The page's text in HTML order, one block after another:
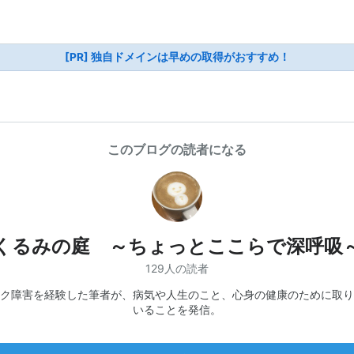
[PR] 独自ドメインは早めの取得がおすすめ！
このブログの読者になる
るみの庭 ～ちょっとここらで深呼吸
129人の読者
障害を経験した筆者が、病気や人生のこと、心身の健康のために取
いることを発信。